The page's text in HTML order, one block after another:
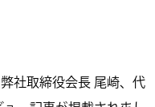
社取締役会長 尾崎、代